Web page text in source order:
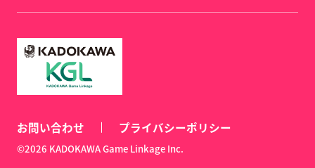
お問い合わせ プライバシーポリシー
©2026 KADOKAWA Game Linkage Inc.